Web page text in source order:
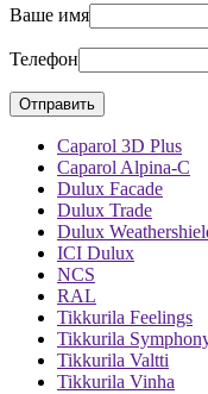
Ваше имя
Телефон
Caparol 3D Plus
Caparol Alpina-C
Dulux Facade
Dulux Trade
Dulux
ICI Dulux
NCS
RAL
Tikkurila Feelings
Tikkurila
Tikkurila Valtti
Tikkurila Vinha